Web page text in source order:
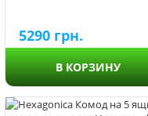
5290 грн.
В КОРЗИНУ